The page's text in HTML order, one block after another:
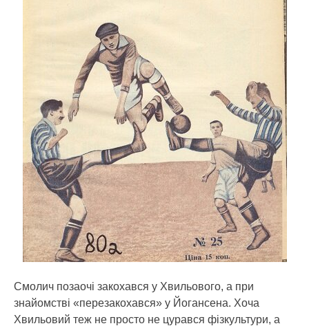
Смолич позаочі закохався у Хвильового, а при
знайомстві «перезакохався» у Йогансена. Хоча
Хвильовий теж не просто не цурався фізкультури, а